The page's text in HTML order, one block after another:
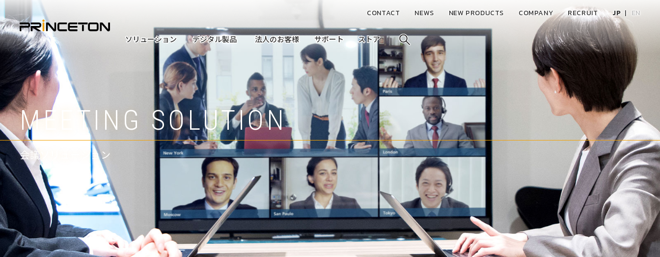
メ
イ
ン
コ
テ
ツ
に
動
ソリューション
ソリューション デジタル製品
デジタル製品 法人のお客様
法人のお客様 サポート
サポート ストア
ストア
CONTACT NEWS NEW PRODUCTS COMPANY RECRUIT JP EN
ヒト。モノ。つなぐ。
MEETING SOLUTION
会議ソリューション
PRODUCTS
プロダクト
ATEN KVM VIDEO
ATEN/KVMビデオ製品